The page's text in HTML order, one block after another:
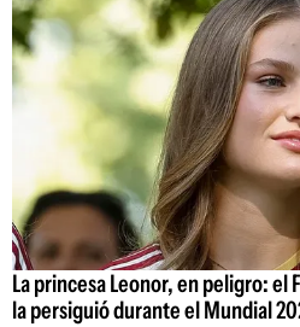
La princesa Leonor, en peligro: el
la persiguió durante el Mundial